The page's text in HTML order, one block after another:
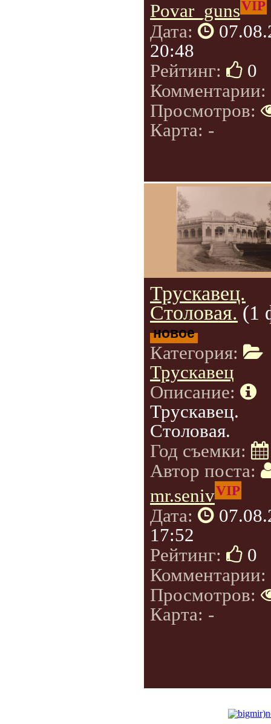
Povar_gunsVIP
Дата:
20:48
Рейтинг:
0
Комментарии:
Просмотров:
Карта: -
Трускавец.
Столовая. (1
новое
Категория:
Трускавец
Описание:
Трускавец.
Столовая.
Год съемки:
Автор поста:
mr.senivVIP
Дата:
17:52
Рейтинг:
0
Комментарии:
Просмотров:
Карта: -